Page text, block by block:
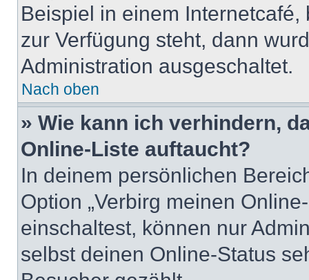
Beispiel in einem
zur Verfügung steht, dann
Administration ausgeschaltet.
Nach oben
» Wie kann ich verhindern,
Online-Liste auftaucht?
In deinem persönlichen
Option „Verbirg meinen
einschaltest, können nur
selbst deinen Online-Status